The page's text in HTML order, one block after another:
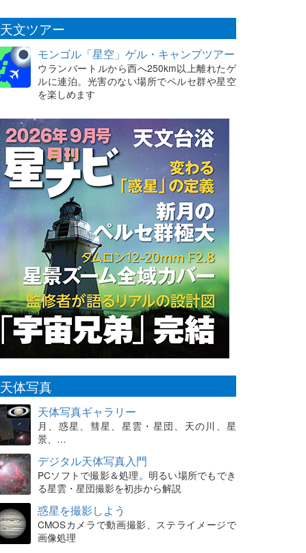
天文ツアー
モンゴル「星空」ゲル・キャンプツアー
ウランバートルから西へ250km以上離れたゲ
ルに連泊。光害のない場所でペルセ群や星空
を楽しめます
天体写真
天体写真ギャラリー
月、惑星、彗星、星雲・星団、天の川、星
景、…
デジタル天体写真入門
PCソフトで撮影＆処理。明るい場所でもでき
る星雲・星団撮影を初歩から解説
惑星を撮影しよう
CMOSカメラで動画撮影、ステライメージで
画像処理